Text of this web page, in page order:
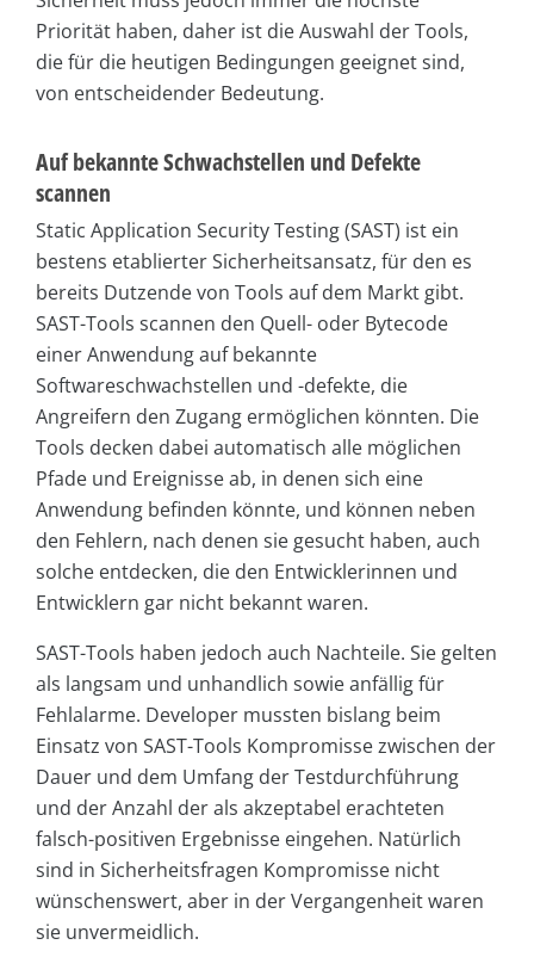
Priorität haben, daher ist die Auswahl der Tools,
die für die heutigen Bedingungen geeignet sind,
von entscheidender Bedeutung.
Auf bekannte Schwachstellen und Defekte
scannen
Static Application Security Testing (SAST) ist ein
bestens etablierter Sicherheitsansatz, für den es
bereits Dutzende von Tools auf dem Markt gibt.
SAST-Tools scannen den Quell- oder Bytecode
einer Anwendung auf bekannte
Softwareschwachstellen und -defekte, die
Angreifern den Zugang ermöglichen könnten. Die
Tools decken dabei automatisch alle möglichen
Pfade und Ereignisse ab, in denen sich eine
Anwendung befinden könnte, und können neben
den Fehlern, nach denen sie gesucht haben, auch
solche entdecken, die den Entwicklerinnen und
Entwicklern gar nicht bekannt waren.
SAST-Tools haben jedoch auch Nachteile. Sie gelten
als langsam und unhandlich sowie anfällig für
Fehlalarme. Developer mussten bislang beim
Einsatz von SAST-Tools Kompromisse zwischen der
Dauer und dem Umfang der Testdurchführung
und der Anzahl der als akzeptabel erachteten
falsch-positiven Ergebnisse eingehen. Natürlich
sind in Sicherheitsfragen Kompromisse nicht
wünschenswert, aber in der Vergangenheit waren
sie unvermeidlich.